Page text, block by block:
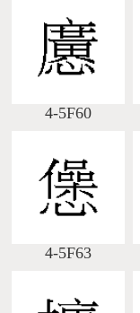
4-5F60
4-5F63